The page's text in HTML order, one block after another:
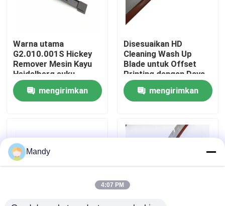
Kontrol Kualitas
Hubungi Kami
Kasus
Blog
Warna utama
G2.010.001S Hickey
Remover Mesin Kayu
Heidelberg suku
cadang dengan
pengiriman cepat
mengirimkan
Disesuaikan HD
Cleaning Wash Up
Blade untuk Offset
Printing dengan Daya
Tahan Tinggi
mengirimkan
Mandy
4:07 PM